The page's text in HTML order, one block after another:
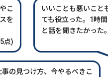
こ
を
点)
いいことも悪いこと
ても役立った。1時
と話を聞きたかった。
の見つけ方、今やるべきこ